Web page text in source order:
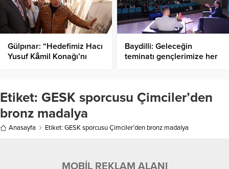
Gülpınar: “Hedefimiz Hacı
Yusuf Kâmil Konağı’nı
Baydilli: Geleceğin
teminatı gençlerimize her
Etiket: GESK sporcusu Çimciler’den
bronz madalya
Anasayfa Etiket: GESK sporcusu Çimciler’den bronz madalya